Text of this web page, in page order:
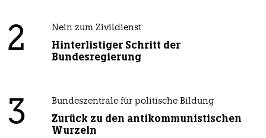
2 Nein zum Zivildienst
Hinterlistiger Schritt der
Bundesregierung
3 Bundeszentrale für politische Bildung
Zurück zu den antikommunistischen
Wurzeln